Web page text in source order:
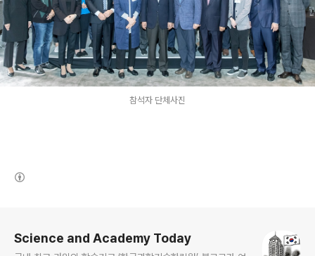
참석자 단체사진
Science and Academy Today